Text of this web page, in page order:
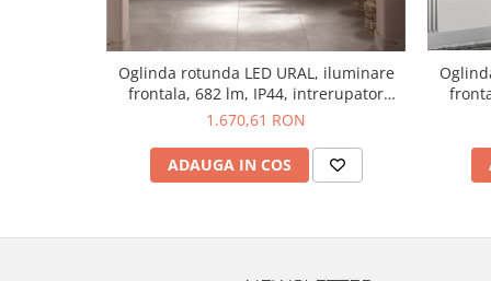
Oglinda rotunda LED URAL, iluminare
frontala, 682 lm, IP44, intrerupator
touch, functie dezaburire, diametru 60
1.670,61 RON
ADAUGA IN COS